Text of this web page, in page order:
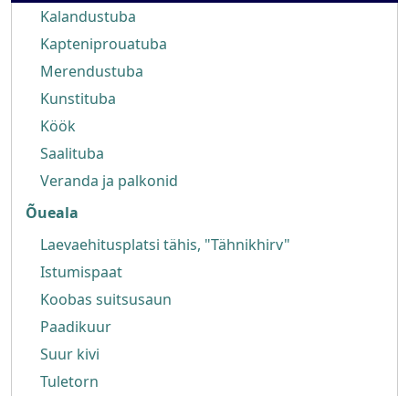
Kalandustuba
Kapteniprouatuba
Merendustuba
Kunstituba
Köök
Saalituba
Veranda ja palkonid
Õueala
Laevaehitusplatsi tähis, "Tähnikhirv"
Istumispaat
Koobas suitsusaun
Paadikuur
Suur kivi
Tuletorn